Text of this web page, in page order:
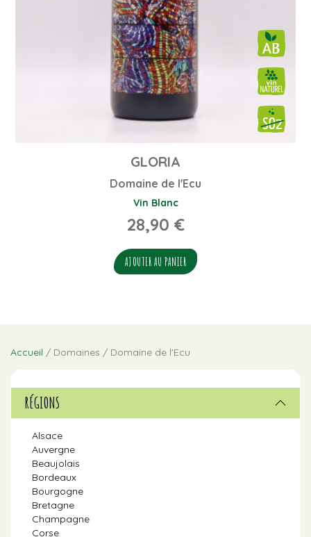
GLORIA
Domaine de l'Ecu
Vin Blanc
28,90 €
AJOUTER AU PANIER
Accueil / Domaines / Domaine de l'Ecu
RÉGIONS
Alsace
Auvergne
Beaujolais
Bordeaux
Bourgogne
Bretagne
Champagne
Corse